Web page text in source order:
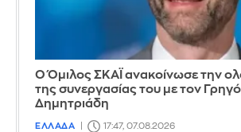
Ο Όμιλος ΣΚΑΪ ανακοίνωσε την
της συνεργασίας του με τον
Δημητριάδη
ΕΛΛΑΔΑ 17:47, 07.08.2026